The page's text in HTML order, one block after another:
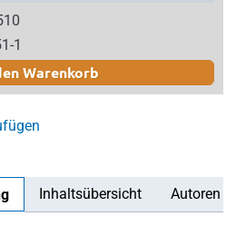
1
Warenkorb
Inhaltsübersicht Autoren